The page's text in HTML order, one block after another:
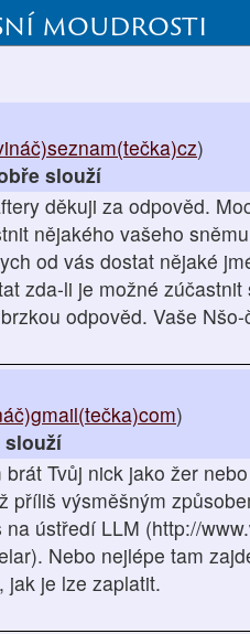
moudrosti
)
slouží
děkuji za odpověd.
nějakého vašeho
od vás dostat nějaké
zda-li je možné
odpověd. Vaše Nšo-
)
slouží
Tvůj nick jako žer
příliš výsměšným
ústředí LLM (http://
Nebo nejlépe tam
jak je lze zaplatit.